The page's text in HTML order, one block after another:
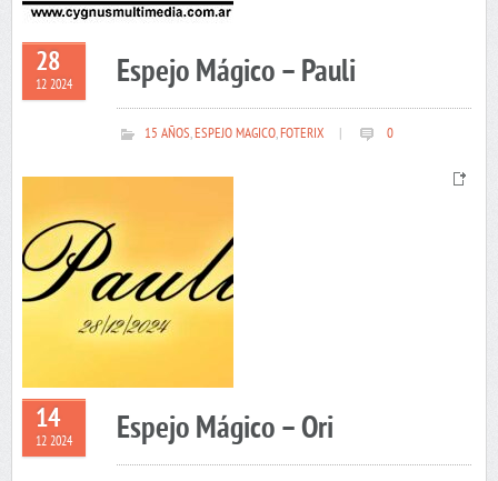
28
12 2024 Espejo Mágico – Pauli
15 AÑOS,ESPEJO MAGICO,FOTERIX 0
14
12 2024 Espejo Mágico – Ori